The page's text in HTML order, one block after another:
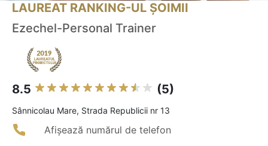
LAUREAT RANKING-UL ȘOIMII
Ezechel-Personal Trainer
8.5 (5)
Sânnicolau Mare, Strada Republicii nr 13
Afișează numărul de telefon